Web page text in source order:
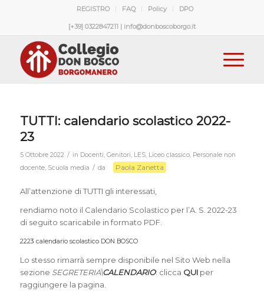
REGISTRO FAQ Policy DPO
[+39] 0322847211 | info@donboscoborgo.it
TUTTI: calendario scolastico 2022-
23
5 Ottobre 2022 / in Docenti, Genitori, LES, Liceo classico, Personale non
docente, Scuola media / da Paola Zanetta
All’attenzione di TUTTI gli interessati,
rendiamo noto il Calendario Scolastico per l’A. S. 2022-23
di seguito scaricabile in formato PDF.
2223 calendario scolastico DON BOSCO
Lo stesso rimarrà sempre disponibile nel Sito Web nella
sezione SEGRETERIA\CALENDARIO: clicca QUI per
raggiungere la pagina.